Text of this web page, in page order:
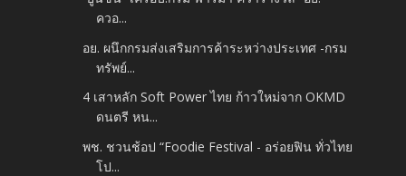
ควอ...
อย. ผนึกกรมส่งเสริมการค้าระหว่างประเทศ -​กรม
ทรัพย์...
4 เสาหลัก Soft Power ไทย ก้าวใหม่จาก OKMD
ดนตรี หน...
พช. ชวนช้อป “Foodie Festival - อร่อยฟิน ทั่วไทย
โป...